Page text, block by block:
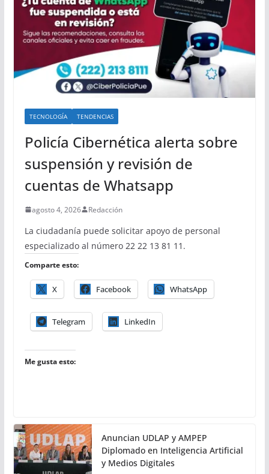
TECNOLOGÍA TENDENCIAS
Policía Cibernética alerta sobre
suspensión y revisión de
cuentas de Whatsapp
agosto 4, 2026 Redacción
La ciudadanía puede solicitar apoyo de personal
especializado al número 22 22 13 81 11.
Comparte esto:
X Facebook WhatsApp
Telegram LinkedIn
Me gusta esto:
Anuncian UDLAP y AMPEP
Diplomado en Inteligencia Artificial
y Medios Digitales